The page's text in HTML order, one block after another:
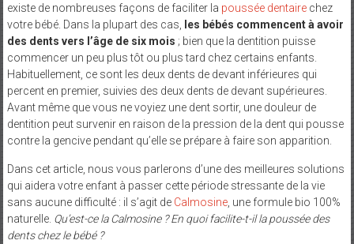
existe de nombreuses façons de faciliter la poussée dentairechez
votre bébé. Dans la plupart des cas,
les bébés commencent à avoir
des dents vers l’âge de six mois ; bien que la dentition puisse
commencer un peu plus tôt ou plus tard chez certains enfants.
Habituellement, ce sont les deux dents de devant inférieures qui
percent en premier, suivies des deux dents de devant supérieures.
Avant même que vous ne voyiez une dent sortir, une douleur de
dentition peut survenir en raison de la pression de la dent qui pousse
contre la gencive pendant qu’elle se prépare à faire son apparition.
Dans cet article, nous vous parlerons d’une des meilleures solutions
qui aidera votre enfant à passer cette période stressante de la vie
sans aucune difficulté : il s’agit de Calmosine, une formule bio 100%
naturelle. Qu’est-ce la Calmosine ? En quoi facilite-t-il la poussée des
dents chez le bébé ?